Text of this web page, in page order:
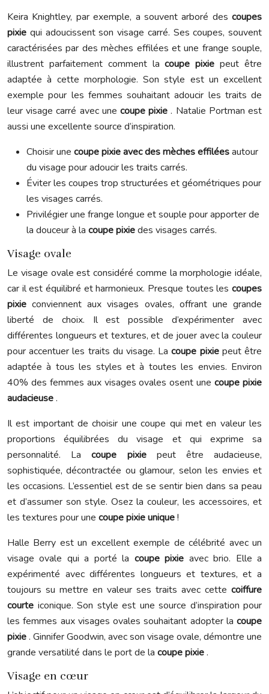
Keira Knightley, par exemple, a souvent arboré des coupes
pixie qui adoucissent son visage carré. Ses coupes, souvent
caractérisées par des mèches effilées et une frange souple,
illustrent parfaitement comment lacoupe pixiepeut être
adaptée à cette morphologie. Son style est un excellent
exemple pour les femmes souhaitant adoucir les traits de
leur visage carré avec une coupe pixie. Natalie Portman est
aussi une excellente source d’inspiration.
Choisir une coupe pixie avec des mèches effiléesautour
du visage pour adoucir les traits carrés.
Éviter les coupes trop structurées et géométriques pour
les visages carrés.
Privilégier une frange longue et souple pour apporter de
la douceur à la coupe pixiedes visages carrés.
Visage ovale
Le visage ovale est considéré comme la morphologie idéale,
car il est équilibré et harmonieux. Presque toutes les coupes
pixieconviennent aux visages ovales, offrant une grande
liberté de choix. Il est possible d’expérimenter avec
différentes longueurs et textures, et de jouer avec la couleur
pour accentuer les traits du visage. Lacoupe pixie peut être
adaptée à tous les styles et à toutes les envies. Environ
40% des femmes aux visages ovales osent unecoupe pixie
audacieuse.
Il est important de choisir une coupe qui met en valeur les
proportions équilibrées du visage et qui exprime sa
personnalité. Lacoupe pixie peut être audacieuse,
sophistiquée, décontractée ou glamour, selon les envies et
les occasions. L’essentiel est de se sentir bien dans sa peau
et d’assumer son style. Osez la couleur, les accessoires, et
les textures pour une coupe pixie unique!
Halle Berry est un excellent exemple de célébrité avec un
visage ovale qui a porté la coupe pixie avec brio. Elle a
expérimenté avec différentes longueurs et textures, et a
toujours su mettre en valeur ses traits avec cette coiffure
courte iconique. Son style est une source d’inspiration pour
les femmes aux visages ovales souhaitant adopter la coupe
pixie. Ginnifer Goodwin, avec son visage ovale, démontre une
grande versatilité dans le port de la coupe pixie.
Visage en cœur